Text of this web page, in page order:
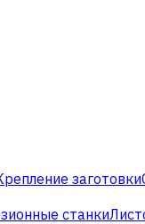
заготовки
станки